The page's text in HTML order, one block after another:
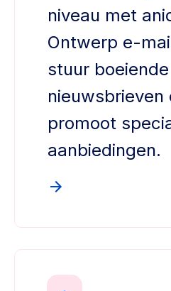
niveau met
Ontwerp e-
stuur boeiende
nieuwsbrieven
promoot
aanbiedingen.